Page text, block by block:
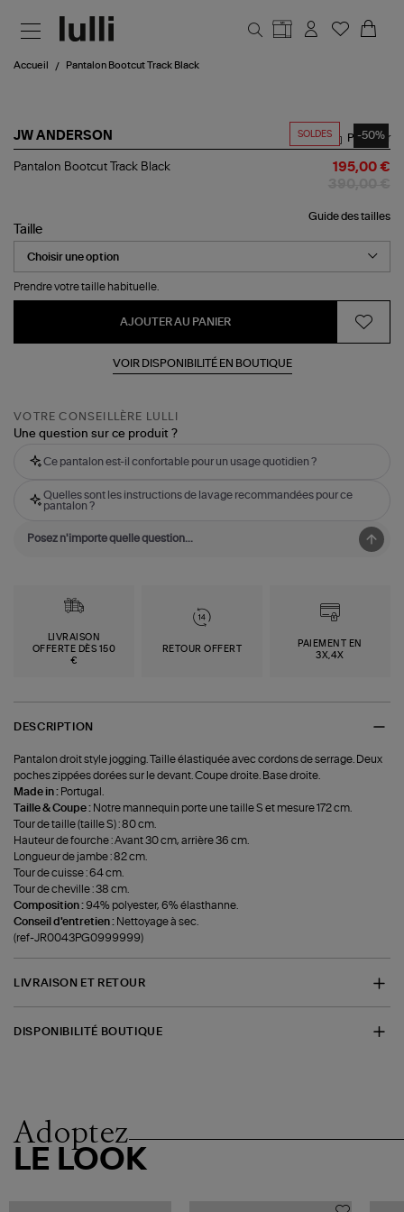
Accueil Pantalon Bootcut Track Black
SOLDES -50%
JW ANDERSON
Pantalon
Partager
Pantalon Bootcut Track Black 195,00 €
Guide des tailles
Taille
Prendre votre taille habituelle.
AJOUTER AU PANIER
VOIR DISPONIBILITÉ EN BOUTIQUE
VOTRE CONSEILLÈRE LULLI
Une question sur ce produit ?
Ce pantalon est-il confortable pour un usage quotidien ?
Quelles sont les instructions de lavage recommandées pour ce
pantalon ?
LIVRAISON
OFFERTE DÈS 150
€
RETOUR OFFERT
PAIEMENT EN
3X,4X
DESCRIPTION
Pantalon droit style jogging. Taille élastiquée avec cordons de serrage. Deux
poches zippées dorées sur le devant. Coupe droite. Base droite.
Made in : Portugal.
Taille & Coupe : Notre mannequin porte une taille S et mesure 172 cm.
Tour de taille (taille S) : 80 cm.
Hauteur de fourche : Avant 30 cm, arrière 36 cm.
Longueur de jambe : 82 cm.
Tour de cuisse : 64 cm.
Tour de cheville : 38 cm.
Composition : 94% polyester, 6% élasthanne.
Conseil d'entretien : Nettoyage à sec.
(ref-JR0043PG0999999)
LIVRAISON ET RETOUR
DISPONIBILITÉ BOUTIQUE
Adoptez
LE LOOK